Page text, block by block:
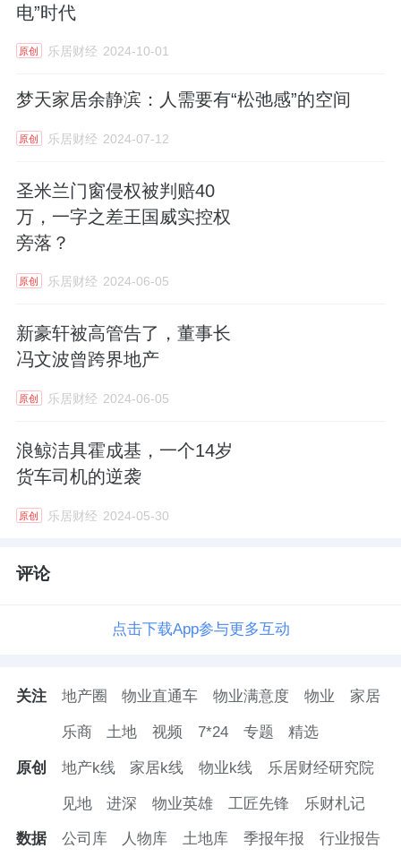
乐居财经：在北京有很多做整装的家装企业，
这个市场会不会出现容量饱和？
李静：据不完全统计，北京大概在800亿左右
整装公司，市场占有率其实并不是很高，粗略
场本身空间还很大，它的容量是没有任何问题
的。其实目前家装行业还没有巨无霸，现在是
头，也就是区域性龙头，但我估计未来3-5年可
能会形成全国性的龙头。
“自己鸡蛋里挑骨头”
心竞争优势是什么？
李静：
坚守初心，不受任何外界的干扰，我们的整装
户需求的调研。公司创建至今，我直管两个部
源的部门。通过客服部你就能知道用户的爽点
的点。所以我一直在一线，这样你就能了解用
户的需求，能够开发用户需求的产品。比如我
们新推出的“七宅一生”，不纯讲风格，而是讲
乐居财经：装修跟人打交道，会遇到各种不同
电”时代
原创 乐居财经 2024-10-01
梦天家居余静滨：人需要有“松弛感”的空间
原创 乐居财经 2024-07-12
圣米兰门窗侵权被判赔40
万，一字之差王国威实控权
旁落？
原创 乐居财经 2024-06-05
新豪轩被高管告了，董事长
冯文波曾跨界地产
原创 乐居财经 2024-06-05
浪鲸洁具霍成基，一个14岁
货车司机的逆袭
原创 乐居财经 2024-05-30
评论
点击下载App参与更多互动
关注 地产圈 物业直通车 物业满意度 物业 家居
乐商 土地 视频 7*24 专题 精选
原创 地产k线 家居k线 物业k线 乐居财经研究院
见地 进深 物业英雄 工匠先锋 乐财札记
数据 公司库 人物库 土地库 季报年报 行业报告